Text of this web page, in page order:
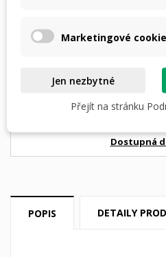
4 × 973,- Kč
Dostupná
POPIS DETAILY
Marketingové
Jen nezbytné
Přejít na stránku